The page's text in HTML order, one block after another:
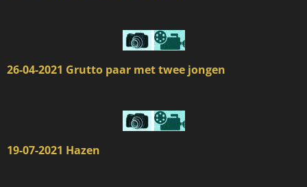
26-04-2021 Grutto paar met twee jongen
19-07-2021 Hazen